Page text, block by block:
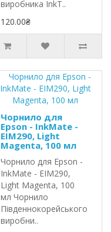
виробника InkT..
120.00₴
Чорнило для
Epson - InkMate -
EIM290, Light
Magenta, 100 мл
Чорнило для Epson -
InkMate - EIM290,
Light Magenta, 100
мл Чорнило
Південнокорейського
виробни..